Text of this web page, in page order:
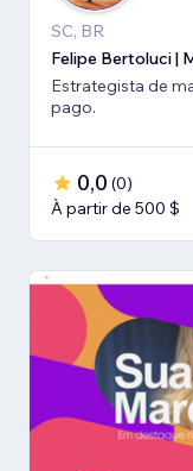
SC, BR
Felipe Bertoluci |
Estrategista de
pago.
0,0 (0)
À partir de 500 $